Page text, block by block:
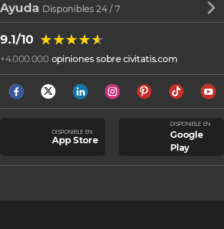
Ayuda Disponibles 24 / 7
9.1/10 ★★★★★
★★★★★
+4.000.000 opiniones sobre civitatis.com
DISPONIBLE EN
App Store
DISPONIBLE EN
Google
Play